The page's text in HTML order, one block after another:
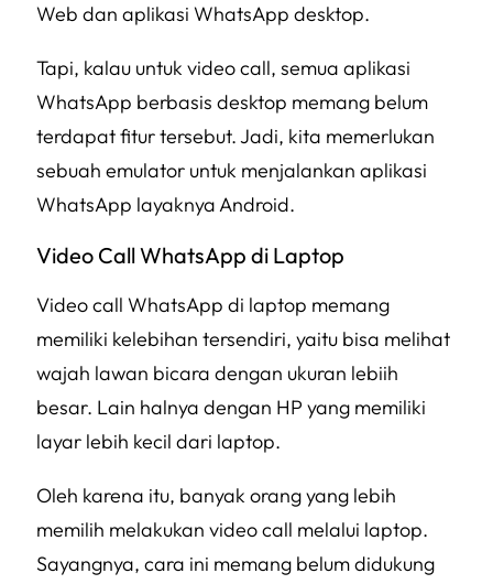
Web dan aplikasi WhatsApp desktop.
Tapi, kalau untuk video call, semua aplikasi
WhatsApp berbasis desktop memang belum
terdapat fitur tersebut. Jadi, kita memerlukan
sebuah emulator untuk menjalankan aplikasi
WhatsApp layaknya Android.
Video Call WhatsApp di Laptop
Video call WhatsApp di laptop memang
memiliki kelebihan tersendiri, yaitu bisa melihat
wajah lawan bicara dengan ukuran lebiih
besar. Lain halnya dengan HP yang memiliki
layar lebih kecil dari laptop.
Oleh karena itu, banyak orang yang lebih
memilih melakukan video call melalui laptop.
Sayangnya, cara ini memang belum didukung